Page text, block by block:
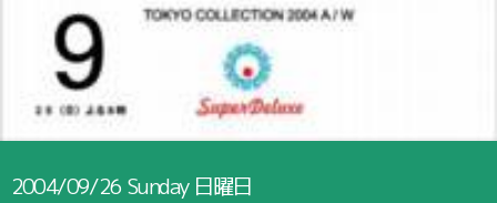
2004/09/26 Sunday 日曜日